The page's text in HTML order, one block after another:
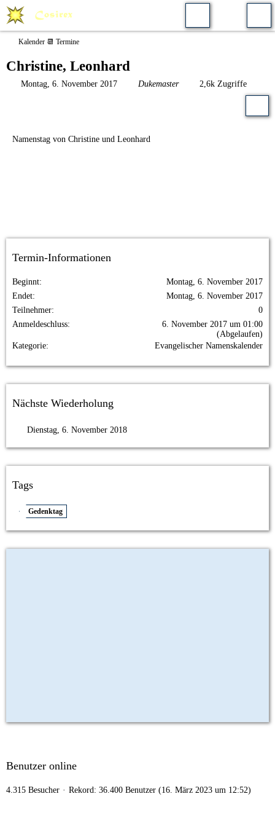
Kalender 📆 Termine
Christine, Leonhard
Montag, 6. November 2017 Dukemaster 2,6k Zugriffe
Namenstag von Christine und Leonhard
Termin-Informationen
Beginnt
Montag, 6. November 2017
Endet
Montag, 6. November 2017
Teilnehmer
0
Anmeldeschluss
6. November 2017 um 01:00
(Abgelaufen)
Kategorie
Evangelischer Namenskalender
Nächste Wiederholung
Dienstag, 6. November 2018
Tags
Gedenktag
Benutzer online
4.315 Besucher Rekord: 36.400 Benutzer (16. März 2023 um 12:52)